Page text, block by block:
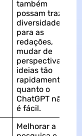
também
possam trazer
diversidade
para as
redações,
mudar de
perspectivas e
ideias tão
rapidamente
quanto o
ChatGPT não
é fácil.
Melhorar a